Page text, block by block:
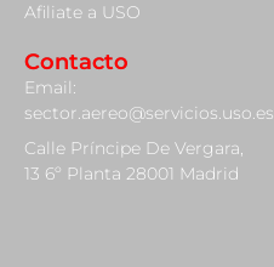
Afiliate a USO
Contacto
Email:
sector.aereo@servicios.uso.es
Calle Príncipe De Vergara,
13 6º Planta 28001 Madrid